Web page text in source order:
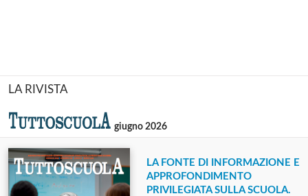
LA RIVISTA
giugno 2026
LA FONTE DI INFORMAZIONE E
APPROFONDIMENTO
PRIVILEGIATA SULLA SCUOLA.